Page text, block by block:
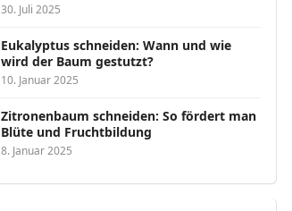
30. Juli 2025
Eukalyptus schneiden: Wann und wie
wird der Baum gestutzt?
10. Januar 2025
Zitronenbaum schneiden: So fördert man
Blüte und Fruchtbildung
8. Januar 2025